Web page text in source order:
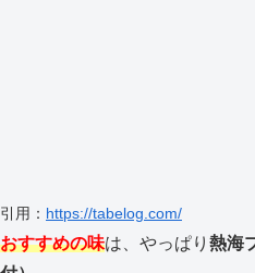
引用： https://tabelog.com/
おすすめの味は、やっぱり 熱海